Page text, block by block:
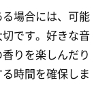
場合には、可能
です。好きな音
りを楽しんだり
時間を確保しま